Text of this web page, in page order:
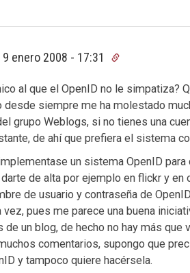
9 enero 2008 - 17:31
al que el OpenID no le simpatiza?
desde siempre me ha molestado
grupo Weblogs, si no tienes una
de ahí que prefiera el sistema
un sistema OpenID
darte de alta por ejemplo en flickr y
de usuario y contraseña de
vez, pues me parece una buena
de un blog, de hecho no hay más
comentarios, supongo que
y tampoco quiere hacérsela.